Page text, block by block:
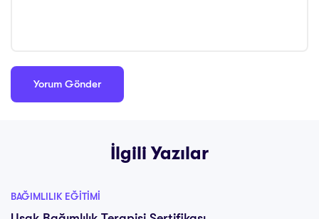
İlgili Yazılar
BAĞIMLILIK EĞITIMI